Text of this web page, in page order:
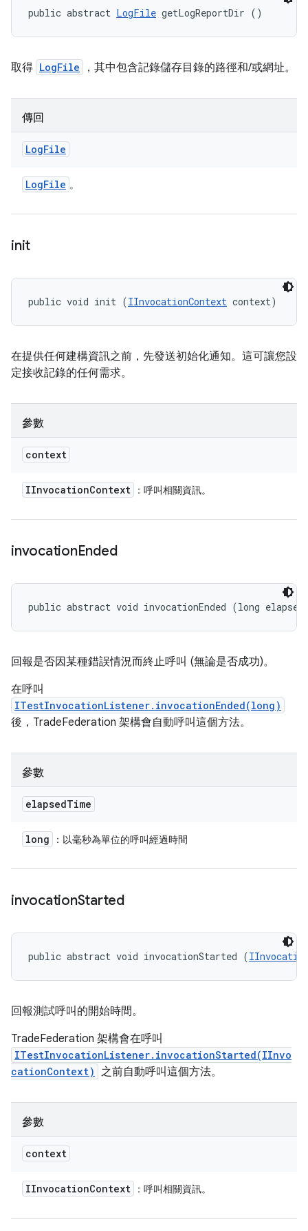
public abstract LogFile getLogReportDir ()
取得 LogFile ，其中包含記錄儲存目錄的路徑和/或網址。
傳回
LogFile
LogFile 。
init
public void init (IInvocationContext context)
在提供任何建構資訊之前，先發送初始化通知。這可讓您設
定接收記錄的任何需求。
參數
context
IInvocationContext ：呼叫相關資訊。
invocationEnded
public abstract void invocationEnded (long
回報是否因某種錯誤情況而終止呼叫 (無論是否成功)。
在呼叫
ITestInvocationListener.invocationEnded(long)
後，TradeFederation 架構會自動呼叫這個方法。
參數
elapsedTime
long ：以毫秒為單位的呼叫經過時間
invocationStarted
public abstract void invocationStarted (
回報測試呼叫的開始時間。
TradeFederation 架構會在呼叫
ITestInvocationListener.invocationStarted(IInvo
cationContext) 之前自動呼叫這個方法。
參數
context
IInvocationContext ：呼叫相關資訊。